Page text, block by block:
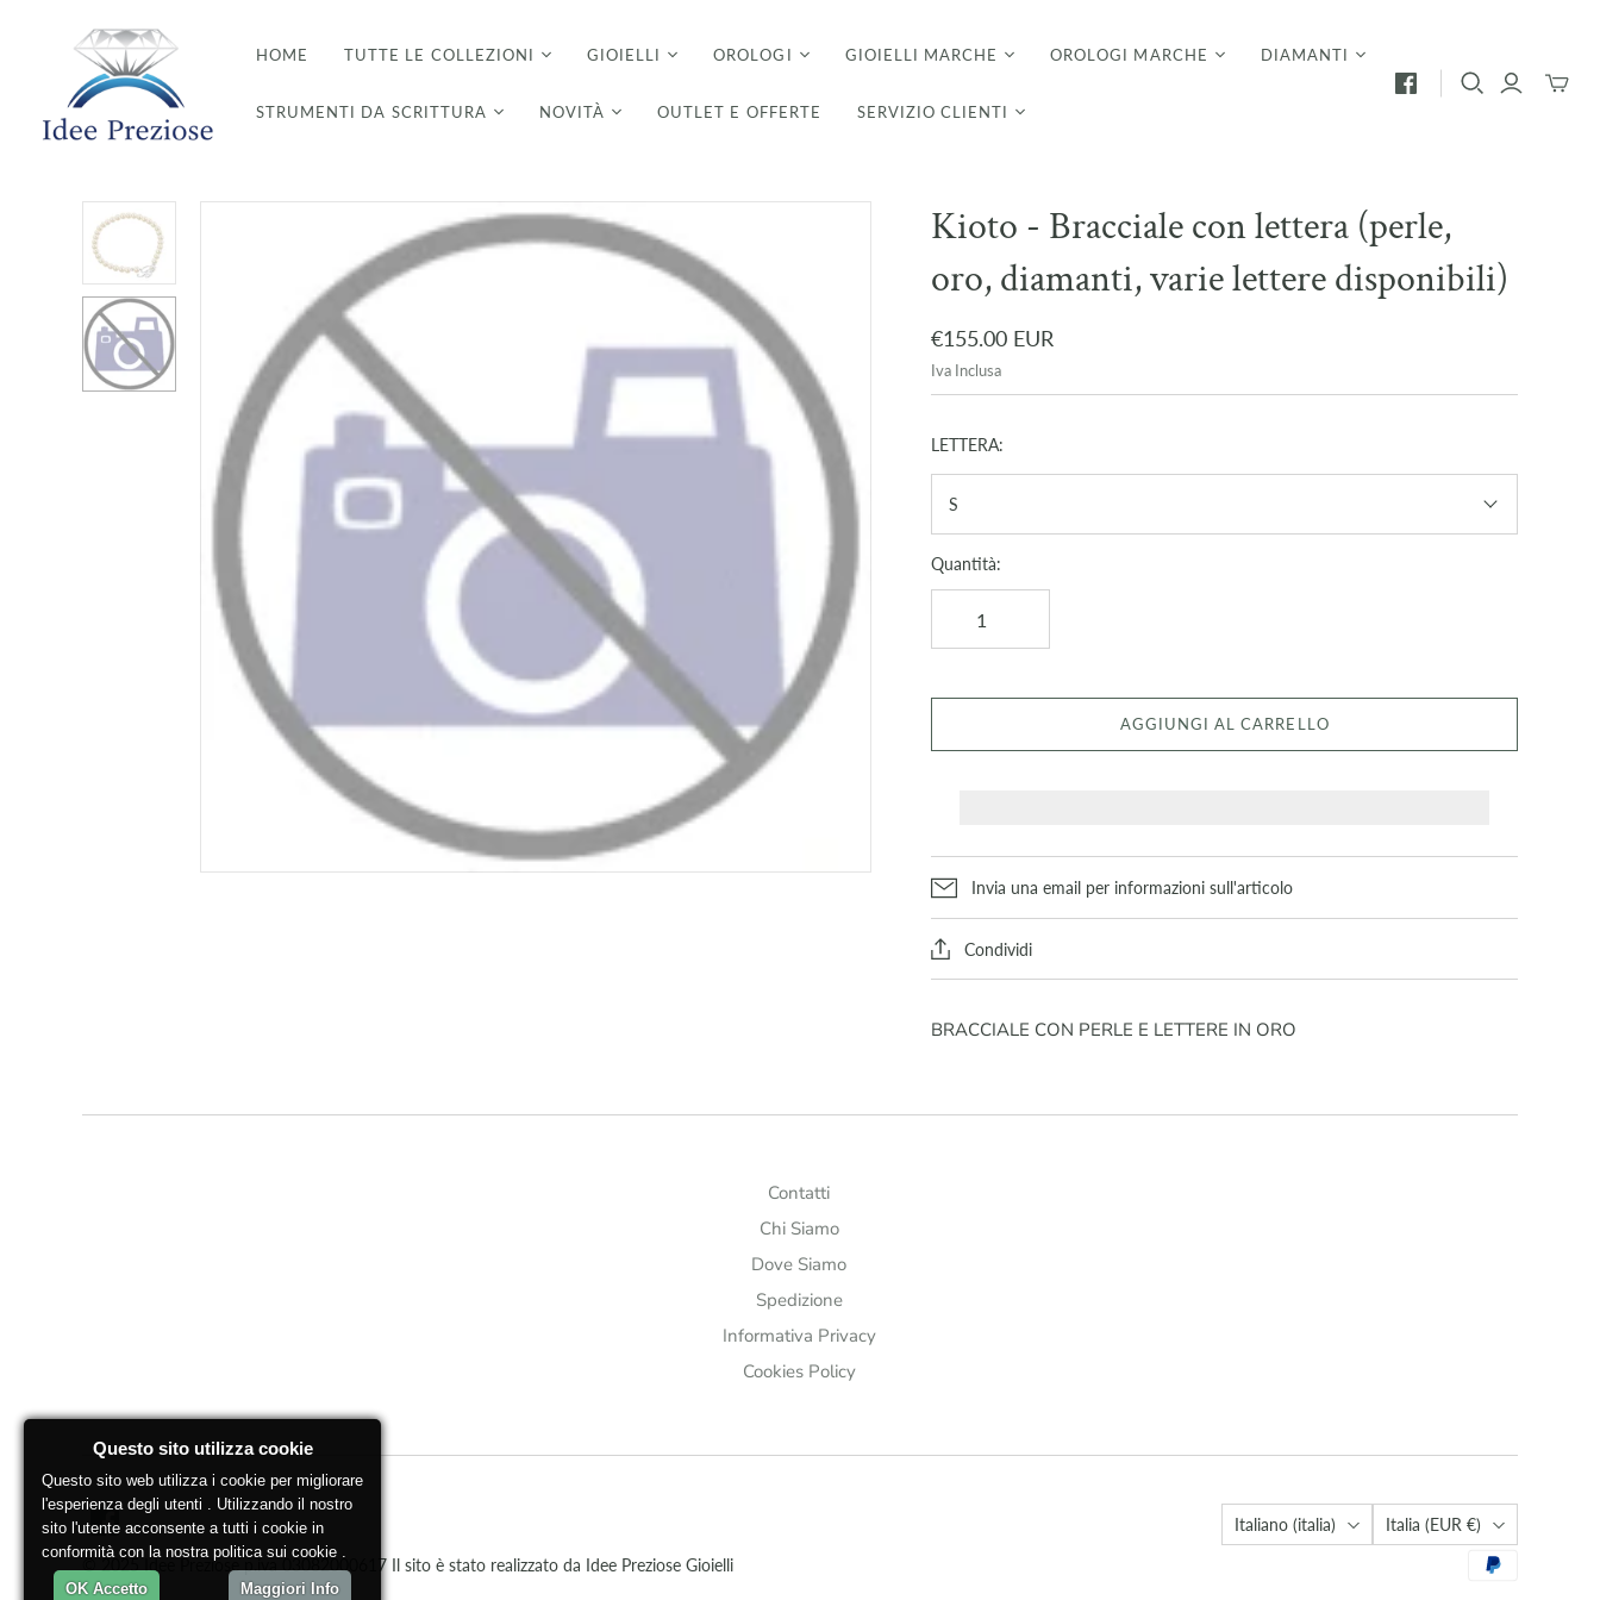
HOME TUTTE LE COLLEZIONI GIOIELLI OROLOGI GIOIELLI MARCHE OROLOGI MARCHE DIAMANTI
STRUMENTI DA SCRITTURA NOVITÀ OUTLET E OFFERTE SERVIZIO CLIENTI
Mini
Kioto - Bracciale con lettera (perle,
oro, diamanti, varie lettere disponibili)
€155.00 EUR
Iva Inclusa
LETTERA:
S
Quantità:
AGGIUNGI AL CARRELLO
Invia una email per informazioni sull'articolo
Condividi
BRACCIALE CON PERLE E LETTERE IN ORO
Contatti
Chi Siamo
Dove Siamo
Spedizione
Informativa Privacy
Cookies Policy
Lingua
Italiano (italia) Città
Italia
(EUR €)
© 2025 Idee Preziose p.iva 03082000617 Il sito è stato realizzato da Idee Preziose Gioielli
Questo sito utilizza cookie
Questo sito web utilizza i cookie per migliorare
l'esperienza degli utenti . Utilizzando il nostro
sito l'utente acconsente a tutti i cookie in
conformità con la nostra politica sui cookie .
OK Accetto Maggiori Info